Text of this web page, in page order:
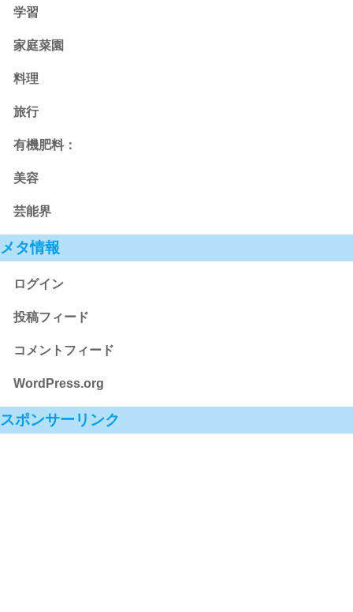
学習
家庭菜園
料理
旅行
有機肥料：
美容
芸能界
メタ情報
ログイン
投稿フィード
コメントフィード
WordPress.org
スポンサーリンク